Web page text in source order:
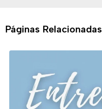
Páginas Relacionadas